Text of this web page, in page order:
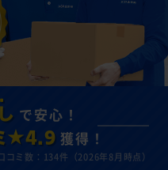
で安心！
★4.9 獲得！
コミ数：134件（2026年8月時点）